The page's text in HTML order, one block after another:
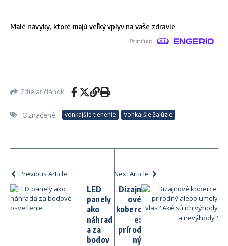
Malé návyky, ktoré majú veľký vplyv na vaše zdravie
Zdieľať článok
Označené: vonkajšie tienenie Vonkajšie žalúzie
Previous Article
LED
panely
ako
náhrad
a za
bodov
Next Article
Dizajn
ové
koberc
e:
prírod
ný